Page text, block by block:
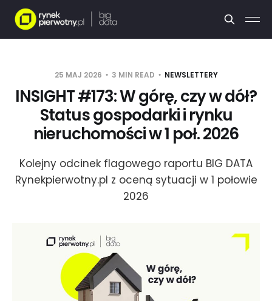
25 MAJ 2026 3 MIN READ NEWSLETTERY
INSIGHT #173: W górę, czy w dół?
Status gospodarki i rynku
nieruchomości w 1 poł. 2026
Kolejny odcinek flagowego raportu BIG DATA
Rynekpierwotny.pl z oceną sytuacji w 1 połowie
2026